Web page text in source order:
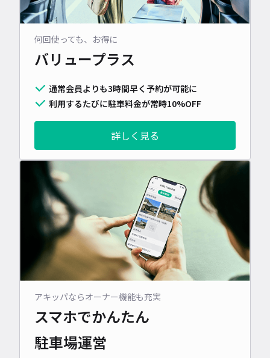
何回使っても、お得に
バリュープラス
通常会員よりも3時間早く予約が可能に
利用するたびに駐車料金が常時10%OFF
詳しく見る
アキッパならオーナー機能も充実
スマホでかんたん
駐車場運営